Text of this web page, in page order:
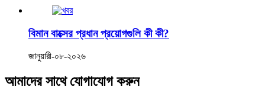
বিমান বাক্সের প্রধান প্রয়োগগুলি কী কী?
জানুয়ারী-০৮-২০২৬
আমাদের সাথে যোগাযোগ করুন